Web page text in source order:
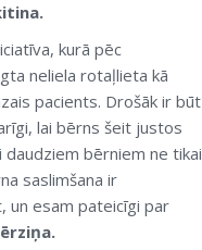
kurā pēc
neliela rotaļlieta kā
pacients. Drošāk ir būt
lai bērns šeit justos
bērniem ne tikai
saslimšana ir
un esam pateicīgi par